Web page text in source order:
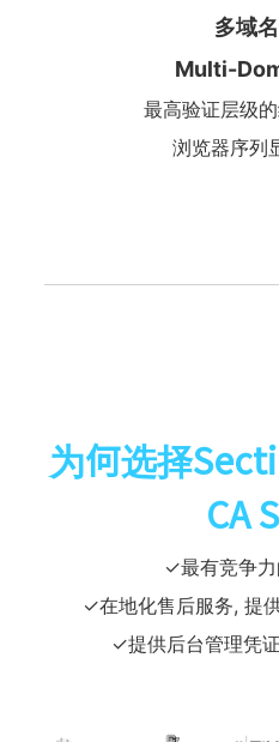
多域
Multi-
最高验证层级
浏览器序列
为何选择
CA
✓最有竞争
✓在地化售后服务, 提
✓提供后台管理凭